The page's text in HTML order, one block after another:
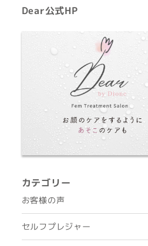
Dear公式HP
カテゴリー
お客様の声
セルフプレジャー